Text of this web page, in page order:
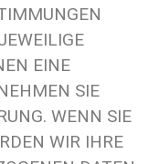
EINE
SIE
WENN SIE
WIR IHRE